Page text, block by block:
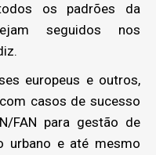
os padrões da
seguidos nos
europeus e outros,
casos de sucesso
FAN para gestão de
urbano e até mesmo